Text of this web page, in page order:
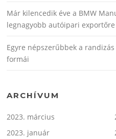
Már kilencedik éve a BMW
legnagyobb autóipari exportőre
Egyre népszerűbbek a
formái
ARCHÍVUM
2023. március
2023. január